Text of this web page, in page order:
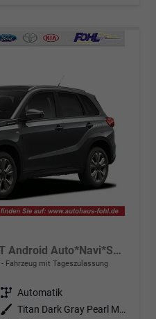
GL+ Comfort 1.4 MHEV AT Android Auto*Navi*SHZ*ACC*Kamera*Klimauto*LED*PrivacyGlas
Fahrzeug mit Tageszulassung
Getriebe Automatik
Außenfarbe
Titan Dark Gray Pearl Metallic (ZZZ)